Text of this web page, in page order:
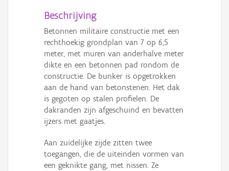
Beschrijving
Betonnen militaire constructie met een
rechthoekig grondplan van 7 op 6,5
meter, met muren van anderhalve meter
dikte en een betonnen pad rondom de
constructie. De bunker is opgetrokken
aan de hand van betonstenen. Het dak
is gegoten op stalen profielen. De
dakranden zijn afgeschuind en bevatten
ijzers met gaatjes.
Aan zuidelijke zijde zitten twee
toegangen, die de uiteinden vormen van
een geknikte gang, met nissen. Ze